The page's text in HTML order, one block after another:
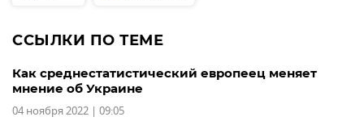
ССЫЛКИ ПО ТЕМЕ
Как среднестатистический европеец меняет
мнение об Украине
04 ноября 2022 | 09:05